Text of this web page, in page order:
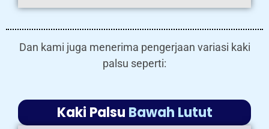
Dan kami juga menerima pengerjaan variasi kaki
palsu seperti:
Kaki Palsu Bawah Lutut